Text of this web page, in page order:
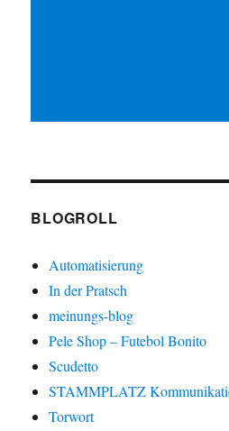
BLOGROLL
Automatisierung
In der Pratsch
meinungs-blog
Pele Shop – Futebol Bonito
Scudetto
STAMMPLATZ
Torwort